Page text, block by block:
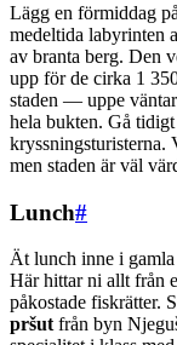
Lägg en förmiddag på
medeltida labyrinten
av branta berg. Den
upp för de cirka 1
staden — uppe
hela bukten. Gå
kryssningsturisterna.
men staden är väl
Lunch#
Ät lunch inne i gamla
Här hittar ni allt från
påkostade fiskrätter.
pršut från byn